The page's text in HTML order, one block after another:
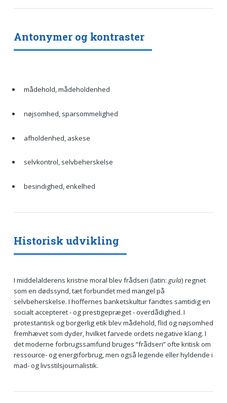
Antonymer og kontraster
mådehold, mådeholdenhed
nøjsomhed, sparsommelighed
afholdenhed, askese
selvkontrol, selvbeherskelse
besindighed, enkelhed
Historisk udvikling
I middelalderens kristne moral blev frådseri (latin: gula) regnet
som en dødssynd, tæt forbundet med mangel på
selvbeherskelse. I hoffernes banketskultur fandtes samtidig en
socialt accepteret - og prestigepræget - overdådighed. I
protestantisk og borgerlig etik blev mådehold, flid og nøjsomhed
fremhævet som dyder, hvilket farvede ordets negative klang. I
det moderne forbrugssamfund bruges “frådseri” ofte kritisk om
ressource- og energiforbrug, men også legende eller hyldende i
mad- og livsstilsjournalistik.